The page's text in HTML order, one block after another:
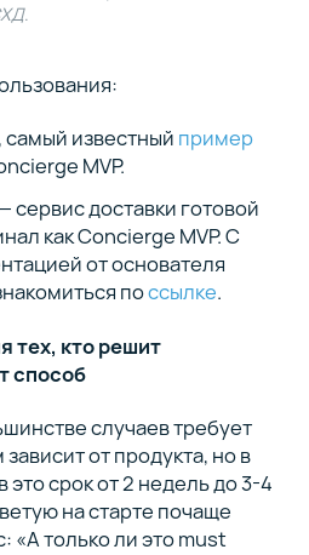
.
известный пример
MVP.
сервис доставки готовой
как Concierge MVP. С
от основателя
поссылке.
тех, кто решит
способ
случаев требует
от продукта, но в
срок от 2 недель до 3-4
на старте почаще
«А только ли это must